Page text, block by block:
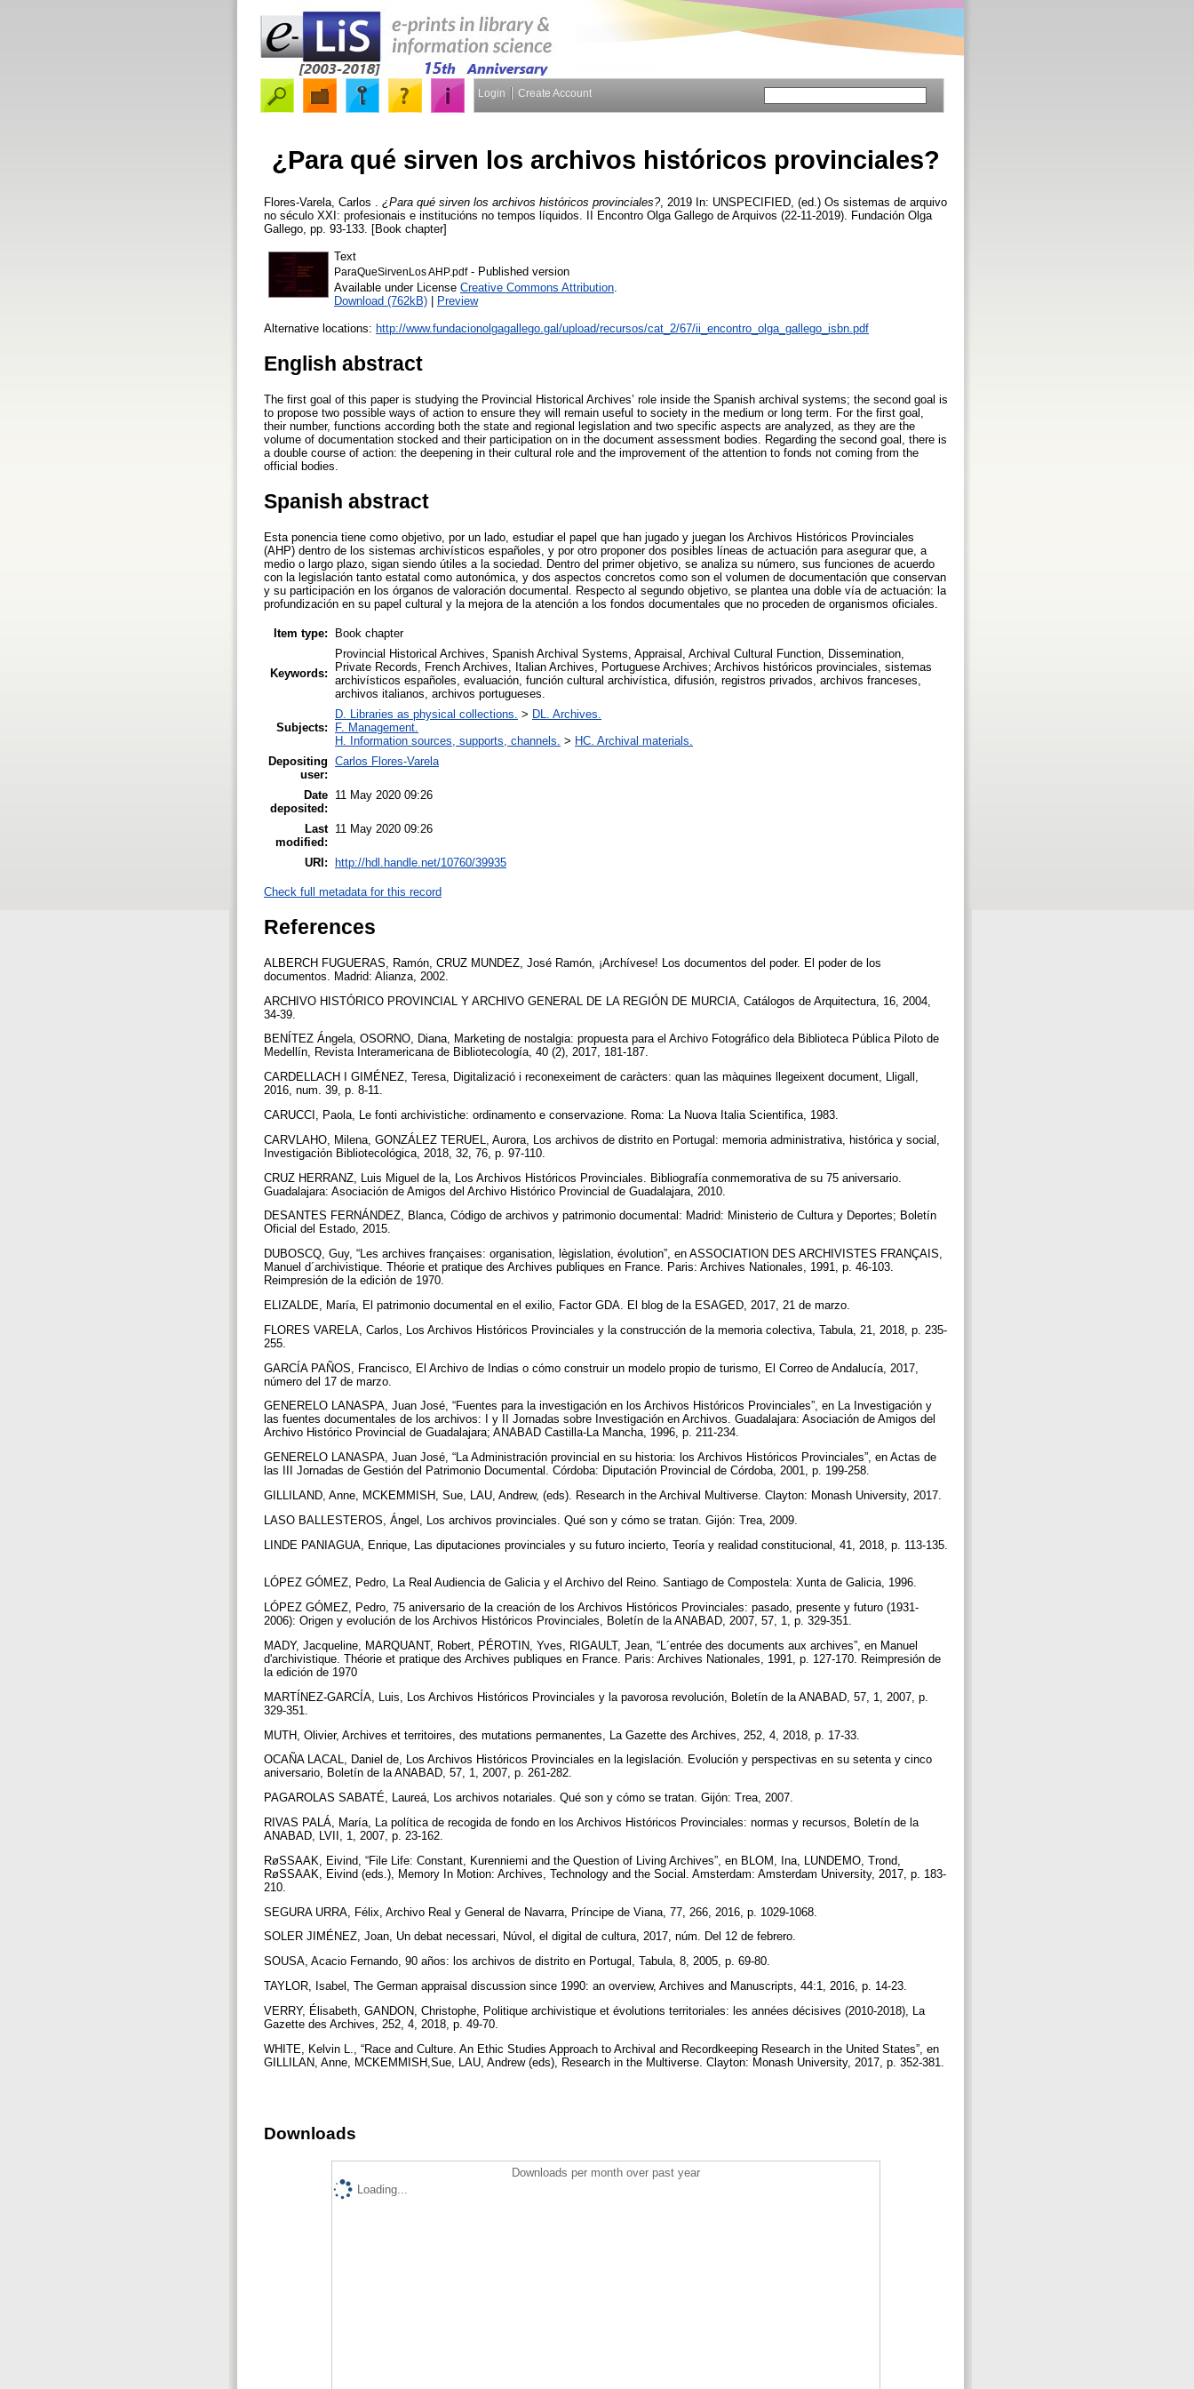
Login Create Account
¿Para qué sirven los archivos históricos provinciales?
Flores-Varela, Carlos ¿Para qué sirven los archivos históricos provinciales?, 2019 In: UNSPECIFIED, (ed.) Os sistemas de arquivo
no século XXI: profesionais e institucións no tempos líquidos. II Encontro Olga Gallego de Arquivos (22-11-2019). Fundación Olga
Gallego, pp. 93-133. [Book chapter]
Text
ParaQueSirvenLos AHP.pdf- Published version
Available under License Creative Commons Attribution
Download (762kB) | Preview
Alternative locations: http://www.fundacionolgagallego.gal/upload/recursos/cat_2/67/ii_encontro_olga_gallego_isbn.pdf
English abstract
The first goal of this paper is studying the Provincial Historical Archives’ role inside the Spanish archival systems; the second goal is
to propose two possible ways of action to ensure they will remain useful to society in the medium or long term. For the first goal,
their number, functions according both the state and regional legislation and two specific aspects are analyzed, as they are the
volume of documentation stocked and their participation on in the document assessment bodies. Regarding the second goal, there is
a double course of action: the deepening in their cultural role and the improvement of the attention to fonds not coming from the
official bodies.
Spanish abstract
Esta ponencia tiene como objetivo, por un lado, estudiar el papel que han jugado y juegan los Archivos Históricos Provinciales
(AHP) dentro de los sistemas archivísticos españoles, y por otro proponer dos posibles líneas de actuación para asegurar que, a
medio o largo plazo, sigan siendo útiles a la sociedad. Dentro del primer objetivo, se analiza su número, sus funciones de acuerdo
con la legislación tanto estatal como autonómica, y dos aspectos concretos como son el volumen de documentación que conservan
y su participación en los órganos de valoración documental. Respecto al segundo objetivo, se plantea una doble vía de actuación: la
profundización en su papel cultural y la mejora de la atención a los fondos documentales que no proceden de organismos oficiales.
Item type: Book chapter
Keywords:
Provincial Historical Archives, Spanish Archival Systems, Appraisal, Archival Cultural Function, Dissemination,
Private Records, French Archives, Italian Archives, Portuguese Archives; Archivos históricos provinciales, sistemas
archivísticos españoles, evaluación, función cultural archivística, difusión, registros privados, archivos franceses,
archivos italianos, archivos portugueses.
Subjects:
D. Libraries as physical collections. > DL. Archives.
F. Management.
H. Information sources, supports, channels. > HC. Archival materials.
Depositing
user:
Carlos Flores-Varela
Date
deposited:
11 May 2020 09:26
Last
modified:
11 May 2020 09:26
URI: http://hdl.handle.net/10760/39935
Check full metadata for this record
References
ALBERCH FUGUERAS, Ramón, CRUZ MUNDEZ, José Ramón, ¡Archívese! Los documentos del poder. El poder de los
documentos. Madrid: Alianza, 2002.
ARCHIVO HISTÓRICO PROVINCIAL Y ARCHIVO GENERAL DE LA REGIÓN DE MURCIA, Catálogos de Arquitectura, 16, 2004,
34-39.
BENÍTEZ Ángela, OSORNO, Diana, Marketing de nostalgia: propuesta para el Archivo Fotográfico dela Biblioteca Pública Piloto de
Medellín, Revista Interamericana de Bibliotecología, 40 (2), 2017, 181-187.
CARDELLACH I GIMÉNEZ, Teresa, Digitalizació i reconexeiment de caràcters: quan las màquines llegeixent document, Lligall,
2016, num. 39, p. 8-11.
CARUCCI, Paola, Le fonti archivistiche: ordinamento e conservazione. Roma: La Nuova Italia Scientifica, 1983.
CARVLAHO, Milena, GONZÁLEZ TERUEL, Aurora, Los archivos de distrito en Portugal: memoria administrativa, histórica y social,
Investigación Bibliotecológica, 2018, 32, 76, p. 97-110.
CRUZ HERRANZ, Luis Miguel de la, Los Archivos Históricos Provinciales. Bibliografía conmemorativa de su 75 aniversario.
Guadalajara: Asociación de Amigos del Archivo Histórico Provincial de Guadalajara, 2010.
DESANTES FERNÁNDEZ, Blanca, Código de archivos y patrimonio documental: Madrid: Ministerio de Cultura y Deportes; Boletín
Oficial del Estado, 2015.
DUBOSCQ, Guy, “Les archives françaises: organisation, lègislation, évolution”, en ASSOCIATION DES ARCHIVISTES FRANÇAIS,
Manuel d´archivistique. Théorie et pratique des Archives publiques en France. Paris: Archives Nationales, 1991, p. 46-103.
Reimpresión de la edición de 1970.
ELIZALDE, María, El patrimonio documental en el exilio, Factor GDA. El blog de la ESAGED, 2017, 21 de marzo.
FLORES VARELA, Carlos, Los Archivos Históricos Provinciales y la construcción de la memoria colectiva, Tabula, 21, 2018, p. 235-
255.
GARCÍA PAÑOS, Francisco, El Archivo de Indias o cómo construir un modelo propio de turismo, El Correo de Andalucía, 2017,
número del 17 de marzo.
GENERELO LANASPA, Juan José, “Fuentes para la investigación en los Archivos Históricos Provinciales”, en La Investigación y
las fuentes documentales de los archivos: I y II Jornadas sobre Investigación en Archivos. Guadalajara: Asociación de Amigos del
Archivo Histórico Provincial de Guadalajara; ANABAD Castilla-La Mancha, 1996, p. 211-234.
GENERELO LANASPA, Juan José, “La Administración provincial en su historia: los Archivos Históricos Provinciales”, en Actas de
las III Jornadas de Gestión del Patrimonio Documental. Córdoba: Diputación Provincial de Córdoba, 2001, p. 199-258.
GILLILAND, Anne, MCKEMMISH, Sue, LAU, Andrew, (eds). Research in the Archival Multiverse. Clayton: Monash University, 2017.
LASO BALLESTEROS, Ángel, Los archivos provinciales. Qué son y cómo se tratan. Gijón: Trea, 2009.
LINDE PANIAGUA, Enrique, Las diputaciones provinciales y su futuro incierto, Teoría y realidad constitucional, 41, 2018, p. 113-135.
LÓPEZ GÓMEZ, Pedro, La Real Audiencia de Galicia y el Archivo del Reino. Santiago de Compostela: Xunta de Galicia, 1996.
LÓPEZ GÓMEZ, Pedro, 75 aniversario de la creación de los Archivos Históricos Provinciales: pasado, presente y futuro (1931-
2006): Origen y evolución de los Archivos Históricos Provinciales, Boletín de la ANABAD, 2007, 57, 1, p. 329-351.
MADY, Jacqueline, MARQUANT, Robert, PÉROTIN, Yves, RIGAULT, Jean, “L´entrée des documents aux archives”, en Manuel
d'archivistique. Théorie et pratique des Archives publiques en France. Paris: Archives Nationales, 1991, p. 127-170. Reimpresión de
la edición de 1970
MARTÍNEZ-GARCÍA, Luis, Los Archivos Históricos Provinciales y la pavorosa revolución, Boletín de la ANABAD, 57, 1, 2007, p.
329-351.
MUTH, Olivier, Archives et territoires, des mutations permanentes, La Gazette des Archives, 252, 4, 2018, p. 17-33.
OCAÑA LACAL, Daniel de, Los Archivos Históricos Provinciales en la legislación. Evolución y perspectivas en su setenta y cinco
aniversario, Boletín de la ANABAD, 57, 1, 2007, p. 261-282.
PAGAROLAS SABATÉ, Laureá, Los archivos notariales. Qué son y cómo se tratan. Gijón: Trea, 2007.
RIVAS PALÁ, María, La política de recogida de fondo en los Archivos Históricos Provinciales: normas y recursos, Boletín de la
ANABAD, LVII, 1, 2007, p. 23-162.
RøSSAAK, Eivind, “File Life: Constant, Kurenniemi and the Question of Living Archives”, en BLOM, Ina, LUNDEMO, Trond,
RøSSAAK, Eivind (eds.), Memory In Motion: Archives, Technology and the Social. Amsterdam: Amsterdam University, 2017, p. 183-
210.
SEGURA URRA, Félix, Archivo Real y General de Navarra, Príncipe de Viana, 77, 266, 2016, p. 1029-1068.
SOLER JIMÉNEZ, Joan, Un debat necessari, Núvol, el digital de cultura, 2017, núm. Del 12 de febrero.
SOUSA, Acacio Fernando, 90 años: los archivos de distrito en Portugal, Tabula, 8, 2005, p. 69-80.
TAYLOR, Isabel, The German appraisal discussion since 1990: an overview, Archives and Manuscripts, 44:1, 2016, p. 14-23.
VERRY, Élisabeth, GANDON, Christophe, Politique archivistique et évolutions territoriales: les années décisives (2010-2018), La
Gazette des Archives, 252, 4, 2018, p. 49-70.
WHITE, Kelvin L., “Race and Culture. An Ethic Studies Approach to Archival and Recordkeeping Research in the United States”, en
GILLILAN, Anne, MCKEMMISH,Sue, LAU, Andrew (eds), Research in the Multiverse. Clayton: Monash University, 2017, p. 352-381.
Downloads
Downloads per month over past year
Loading...